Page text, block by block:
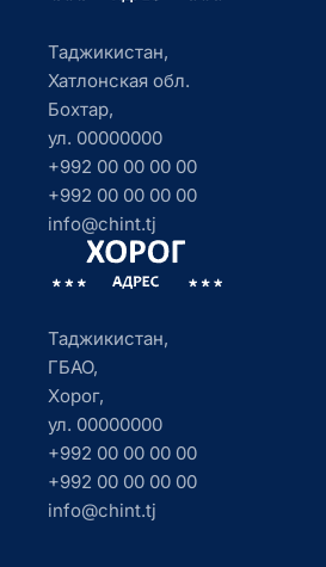
Таджикистан,
Хатлонская обл.
Бохтар,
ул. 00000000
+992 00 00 00 00
+992 00 00 00 00
info@chint.tj
Таджикистан,
ГБАО,
Хорог,
ул. 00000000
+992 00 00 00 00
+992 00 00 00 00
info@chint.tj